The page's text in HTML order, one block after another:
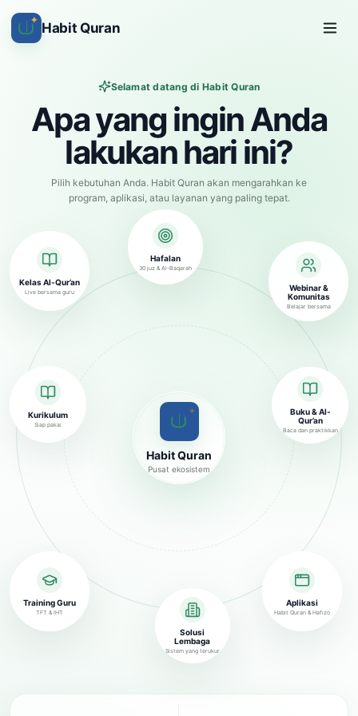
✦ Habit Quran
Selamat datang di Habit Quran
Apa yang ingin Anda
lakukan hari ini?
Pilih kebutuhan Anda. Habit Quran akan mengarahkan ke
program, aplikasi, atau layanan yang paling tepat.
✦
Habit Quran
Pusat ekosistem
Kelas Al-Qur’an
Live bersama guru
Hafalan
30 juz & Al-Baqarah
Buku & Al-
Qur’an
Baca dan praktikkan
Training Guru
TFT & IHT
Solusi
Lembaga
Sistem yang terukur
Kurikulum
Siap pakai
Aplikasi
Habit Quran & Hafizo
Webinar &
Komunitas
Belajar bersama